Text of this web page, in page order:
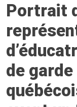
Portrait
de